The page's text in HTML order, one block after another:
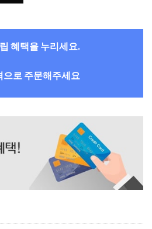
혜택을 누리세요.
로 주문해주세요